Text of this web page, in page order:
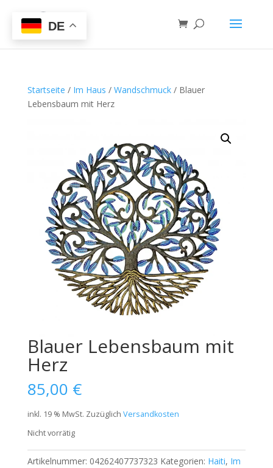
Startseite / Im Haus / Wandschmuck/ Blauer
Lebensbaum mit Herz
Blauer Lebensbaum mit
Herz
85,00 €
inkl. 19 % MwSt. Zuzüglich Versandkosten
Nicht vorrätig
Artikelnummer: 04262407737323 Kategorien: Haiti, Im
DE